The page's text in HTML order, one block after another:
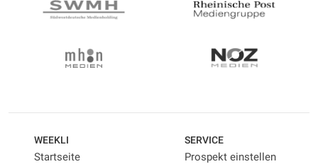
WEEKLI
Startseite
SERVICE
Prospekt einstellen